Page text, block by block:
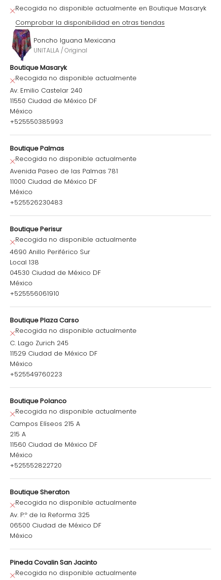
Recogida no disponible actualmente en Boutique Masaryk
Comprobar la disponibilidad en otras tiendas
Poncho Iguana Mexicana
UNITALLA / Original
Boutique Masaryk
Recogida no disponible actualmente
Av. Emilio Castelar 240
11550 Ciudad de México DF
México
+525550385993
Boutique Palmas
Recogida no disponible actualmente
Avenida Paseo de las Palmas 781
11000 Ciudad de México DF
México
+525526230483
Boutique Perisur
Recogida no disponible actualmente
4690 Anillo Periférico Sur
Local 138
04530 Ciudad de México DF
México
+525556061910
Boutique Plaza Carso
Recogida no disponible actualmente
C. Lago Zurich 245
11529 Ciudad de México DF
México
+525549760223
Boutique Polanco
Recogida no disponible actualmente
Campos Elíseos 215 A
215 A
11560 Ciudad de México DF
México
+525552822720
Boutique Sheraton
Recogida no disponible actualmente
Av. P.º de la Reforma 325
06500 Ciudad de México DF
México
Pineda Covalin San Jacinto
Recogida no disponible actualmente